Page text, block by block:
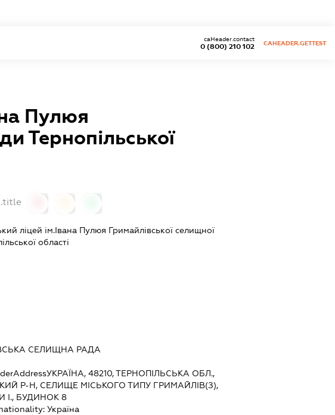
0 (800) 210 102
caHeader.contact
CAHEADER.GETTEST
Пулюя
Тернопільської
ліцей ім.Івана Пулюя Гримайлівської селищної
області
СЕЛИЩНА РАДА
УКРАЇНА, 48210, ТЕРНОПІЛЬСЬКА ОБЛ.,
Р-Н, СЕЛИЩЕ МІСЬКОГО ТИПУ ГРИМАЙЛІВ(З),
І., БУДИНОК 8
Україна